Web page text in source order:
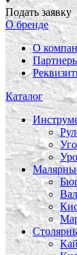
Подать заявку
О бренде
О
Каталог